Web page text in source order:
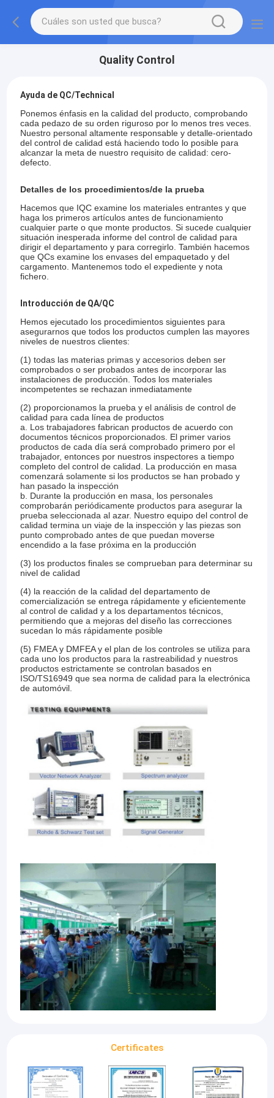
Quality Control
Ayuda de QC/Technical
Ponemos énfasis en la calidad del producto, comprobando
cada pedazo de su orden riguroso por lo menos tres veces.
Nuestro personal altamente responsable y detalle-orientado
del control de calidad está haciendo todo lo posible para
alcanzar la meta de nuestro requisito de calidad: cero-
defecto.
Detalles de los procedimientos/de la prueba
Hacemos que IQC examine los materiales entrantes y que
haga los primeros artículos antes de funcionamiento
cualquier parte o que monte productos. Si sucede cualquier
situación inesperada informe del control de calidad para
dirigir el departamento y para corregirlo. También hacemos
que QCs examine los envases del empaquetado y del
cargamento. Mantenemos todo el expediente y nota
fichero.
Introducción de QA/QC
Hemos ejecutado los procedimientos siguientes para
asegurarnos que todos los productos cumplen las mayores
niveles de nuestros clientes:
(1) todas las materias primas y accesorios deben ser
comprobados o ser probados antes de incorporar las
instalaciones de producción. Todos los materiales
incompetentes se rechazan inmediatamente
(2) proporcionamos la prueba y el análisis de control de
calidad para cada línea de productos
a. Los trabajadores fabrican productos de acuerdo con
documentos técnicos proporcionados. El primer varios
productos de cada día será comprobado primero por el
trabajador, entonces por nuestros inspectores a tiempo
completo del control de calidad. La producción en masa
comenzará solamente si los productos se han probado y
han pasado la inspección
b. Durante la producción en masa, los personales
comprobarán periódicamente productos para asegurar la
prueba seleccionada al azar. Nuestro equipo del control de
calidad termina un viaje de la inspección y las piezas son
punto comprobado antes de que puedan moverse
encendido a la fase próxima en la producción
(3) los productos finales se comprueban para determinar su
nivel de calidad
(4) la reacción de la calidad del departamento de
comercialización se entrega rápidamente y eficientemente
al control de calidad y a los departamentos técnicos,
permitiendo que a mejoras del diseño las correcciones
sucedan lo más rápidamente posible
(5) FMEA y DMFEA y el plan de los controles se utiliza para
cada uno los productos para la rastreabilidad y nuestros
productos estrictamente se controlan basados en
ISO/TS16949 que sea norma de calidad para la electrónica
de automóvil.
Certificates